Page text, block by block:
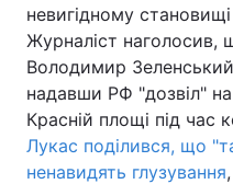
невигідному
Журналіст наголосив,
Володимир
надавши РФ "дозвіл"
Красній площі під час
Лукас поділився, що
ненавидять глузування